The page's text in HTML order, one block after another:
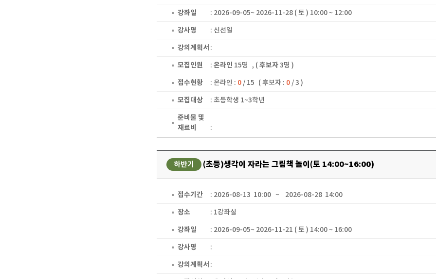
강좌일
: 2026-09-05~ 2026-11-28 ( 토 ) 10:00 ~ 12:00
강사명
: 신선일
강의계획서 :
모집인원
:온라인 15명 , (후보자3명 )
접수현황
:온라인 : 0 / 15 ( 후보자 : 0 / 3 )
모집대상
: 초등학생 1~3학년
준비물 및
재료비
:
하반기 (초등)생각이 자라는 그림책 놀이(토 14:00~16:00)
접수기간
: 2026-08-13 10:00 ~ 2026-08-28 14:00
장소
: 1강좌실
강좌일
: 2026-09-05~ 2026-11-21 ( 토 ) 14:00 ~ 16:00
강사명
:
강의계획서 :